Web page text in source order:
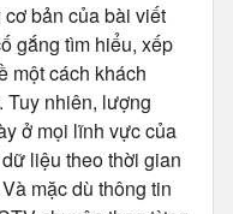
bản của bài viết
gắng tìm hiểu, xếp
một cách khách
Tuy nhiên, lượng
ở mọi lĩnh vực của
liệu theo thời gian
mặc dù thông tin